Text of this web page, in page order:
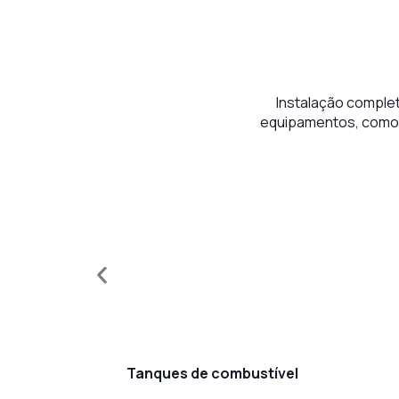
Instalação
equipamentos,
Tanques de combustível